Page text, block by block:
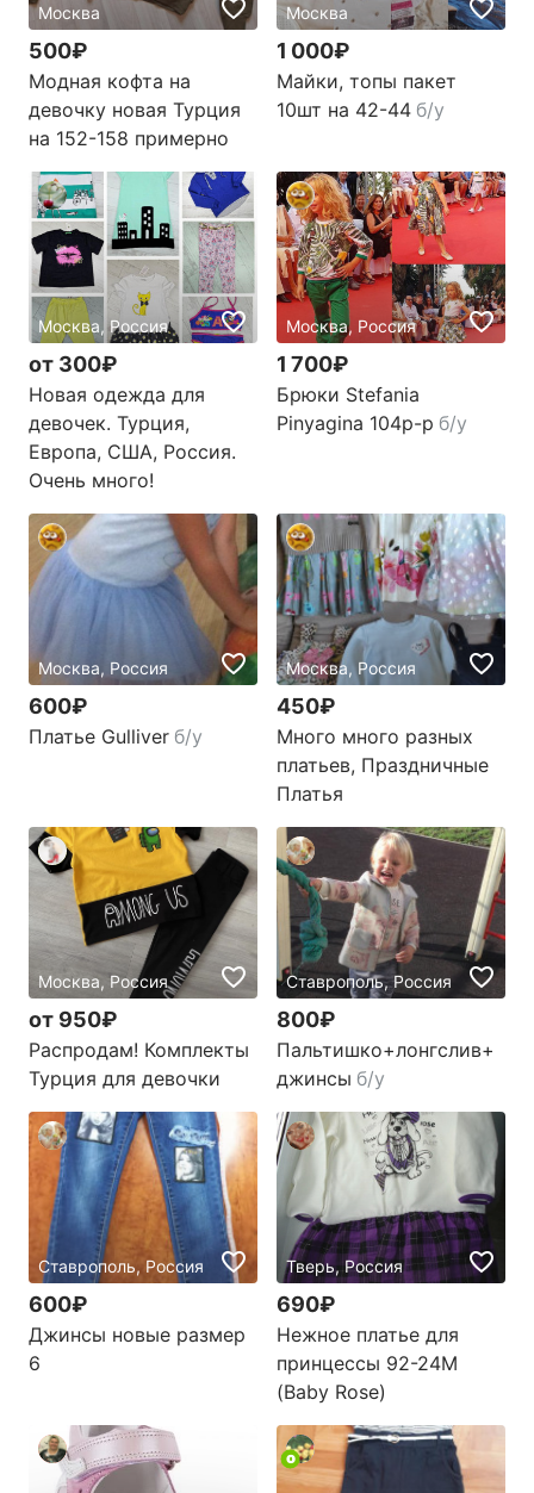
Москва
500₽
Модная кофта на
девочку новая Турция
на 152-158 примерно
Москва
1 000₽
Майки, топы пакет
10шт на 42-44 б/у
Москва, Россия
от 300₽
Новая одежда для
девочек. Турция,
Европа, США, Россия.
Очень много!
Москва, Россия
1 700₽
Брюки Stefania
Pinyagina 104р-р б/у
Москва, Россия
600₽
Платье Gulliver б/у
Москва, Россия
450₽
Много много разных
платьев, Праздничные
Платья
Москва, Россия
от 950₽
Распродам! Комплекты
Турция для девочки
Ставрополь, Россия
800₽
Пальтишко+лонгслив+
джинсы б/у
Ставрополь, Россия
600₽
Джинсы новые размер
6
Тверь, Россия
690₽
Нежное платье для
принцессы 92-24М
(Baby Rose)